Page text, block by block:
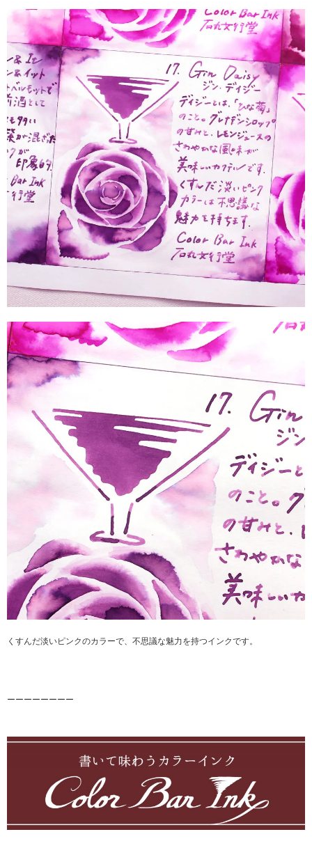
くすんだ淡いピンクのカラーで、不思議な魅力を持つインクです。
ーーーーーーーー